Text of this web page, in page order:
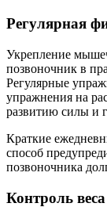
Регулярная
Укрепление
позвоночник в
Регулярные
упражнения на
развитию силы и
Краткие
способ
позвоночника
Контроль